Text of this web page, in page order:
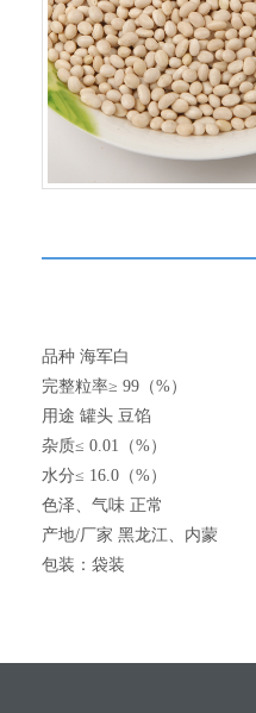
品种 海军白
完整粒率≥ 99 （%）
用途 罐头 豆馅
杂质≤ 0.01 （%）
水分≤ 16.0 （%）
色泽、气味 正常
产地/厂家 黑龙江、内蒙
包装：袋装